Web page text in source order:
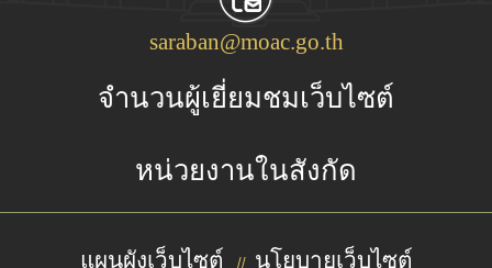
saraban@moac.go.th
จำนวนผู้เยี่ยมชมเว็บไซต์
หน่วยงานในสังกัด
แผนผังเว็บไซต์ // นโยบายเว็บไซต์